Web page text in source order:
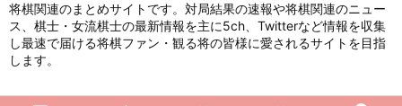
将棋関連のまとめサイトです。対局結果の速報や将棋関連のニュー
ス、棋士・女流棋士の最新情報を主に5ch、Twitterなど情報を収集
し最速で届ける将棋ファン・観る将の皆様に愛されるサイトを目指
します。